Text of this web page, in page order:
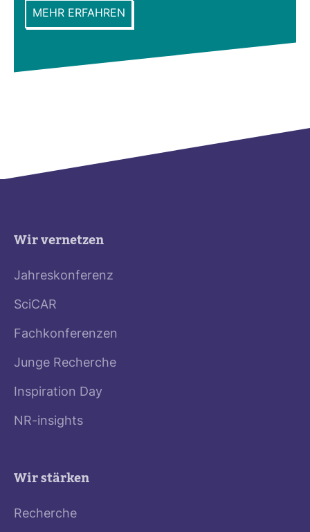
MEHR ERFAHREN
Wir vernetzen
Jahreskonferenz
SciCAR
Fachkonferenzen
Junge Recherche
Inspiration Day
NR-insights
Wir stärken
Recherche